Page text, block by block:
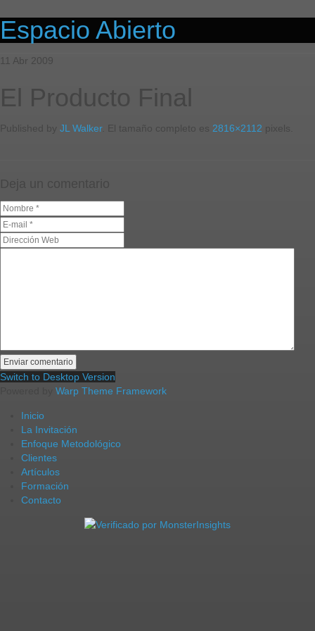
Espacio Abierto
11 Abr 2009
El Producto Final
Published by JL Walker. El tamaño completo es 2816×2112 pixels.
Switch to Desktop Version
Warp Theme Framework
Inicio
La Invitación
Enfoque Metodológico
Clientes
Artículos
Formación
Contacto